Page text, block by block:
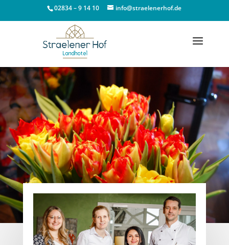
02834 – 9 14 10 info@straelenerhof.de